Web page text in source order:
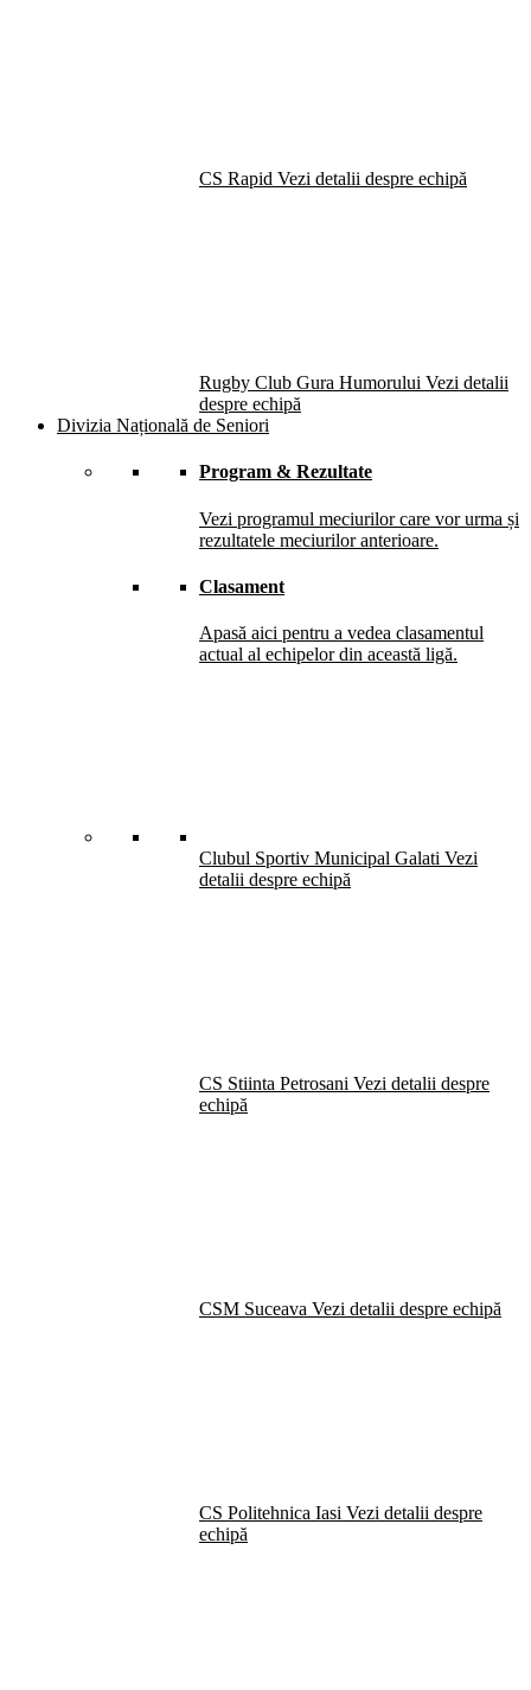
CS Rapid Vezi detalii despre echipă
Rugby Club Gura Humorului Vezi detalii
despre echipă
Divizia Națională de Seniori
Program & Rezultate
Vezi programul meciurilor care vor urma și
rezultatele meciurilor anterioare.
Clasament
Apasă aici pentru a vedea clasamentul
actual al echipelor din această ligă.
Clubul Sportiv Municipal Galati Vezi
detalii despre echipă
CS Stiinta Petrosani Vezi detalii despre
echipă
CSM Suceava Vezi detalii despre echipă
CS Politehnica Iasi Vezi detalii despre
echipă